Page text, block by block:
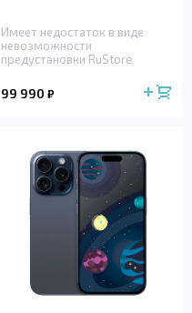
Имеет недостаток в виде
невозможности
предустановки RuStore
99 990 ₽